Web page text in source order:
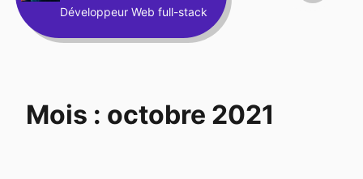
Développeur Web full-stack
Mois : octobre 2021